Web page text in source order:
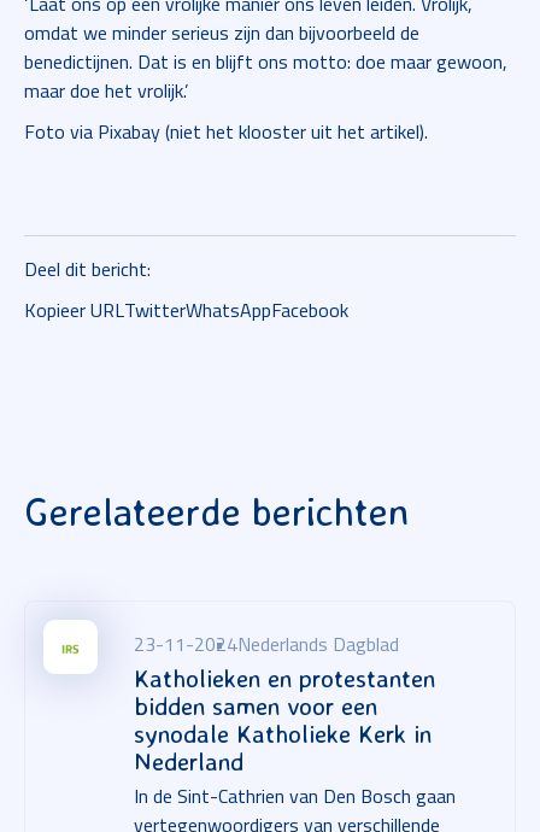
omdat we minder serieus zijn dan bijvoorbeeld de
benedictijnen. Dat is en blijft ons motto: doe maar gewoon,
maar doe het vrolijk.’
Foto via Pixabay (niet het klooster uit het artikel).
Deel dit bericht:
Kopieer URLTwitterWhatsAppFacebook
Gerelateerde berichten
23-11-2024Nederlands Dagblad
Katholieken en protestanten
bidden samen voor een
synodale Katholieke Kerk in
Nederland
In de Sint-Cathrien van Den Bosch gaan
vertegenwoordigers van verschillende